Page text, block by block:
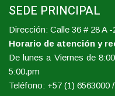
SEDE PRINCIPAL
Dirección: Calle 36 # 28 A
Horario de atención y
De lunes a Viernes de
5:00.pm
Teléfono: +57 (1) 6563000